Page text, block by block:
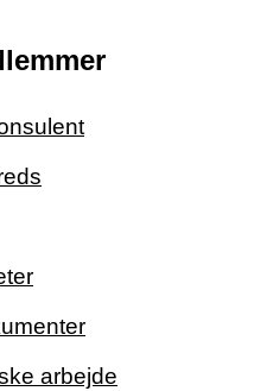
arbejde